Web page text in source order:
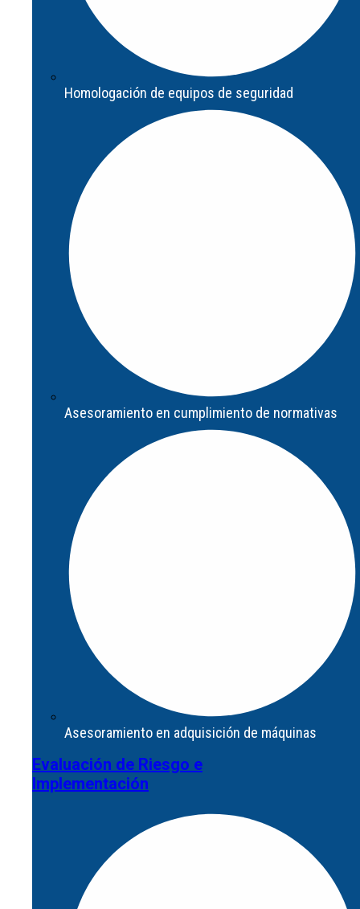
Homologación de equipos de seguridad
Asesoramiento en cumplimiento de normativas
Asesoramiento en adquisición de máquinas
Evaluación de Riesgo e
Homologación de equipos de seguridad
Asesoramiento en cumplimiento de normativas
Asesoramiento en adquisición de máquinas
Evaluación de Riesgo e
Implementación